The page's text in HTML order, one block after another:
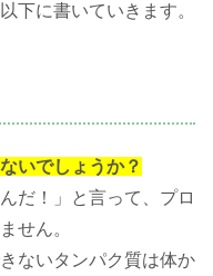
下に書いていきます。
いでしょうか？
だ！」と言って、プロ
せん。
ないタンパク質は体か